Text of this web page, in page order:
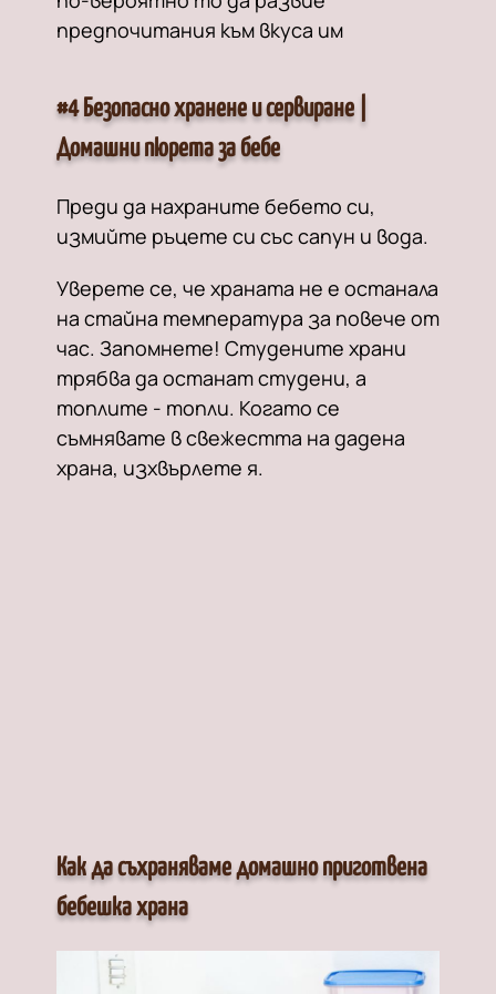
предпочитания към вкуса им
#4 Безопасно хранене и сервиране |
Домашни пюрета за бебе
Преди да нахраните бебето си,
измийте ръцете си със сапун и вода.
Уверете се, че храната не е останала
на стайна температура за повече от
час. Запомнете! Студените храни
трябва да останат студени, а
топлите - топли. Когато се
съмнявате в свежестта на дадена
храна, изхвърлете я.
Как да съхраняваме домашно приготвена
бебешка храна